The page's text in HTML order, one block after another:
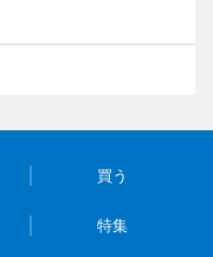
買う
特集